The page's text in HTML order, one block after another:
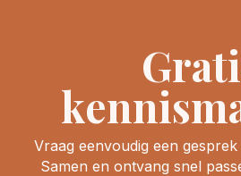
Vraag eenvoudig een
Samen en ontvang snel